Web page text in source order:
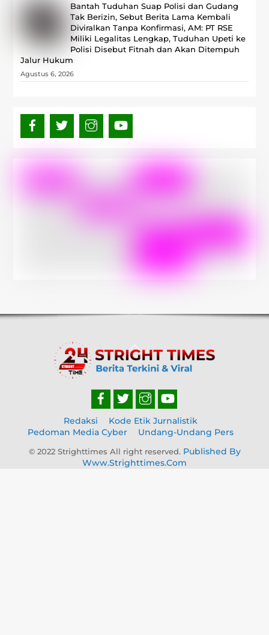
Bantah Tuduhan Suap Polisi dan Gudang
Tak Berizin, Sebut Berita Lama Kembali
Diviralkan Tanpa Konfirmasi, ‎AM: PT RSE
Miliki Legalitas Lengkap, Tuduhan Upeti ke
Polisi Disebut Fitnah dan Akan Ditempuh
Jalur Hukum
Agustus 6, 2026
Back
To
Top
Redaksi
Kode Etik Jurnalistik
Pedoman Media Cyber
Undang-Undang Pers
© 2022 Strighttimes All right reserved. Published By
Www.strighttimes.com